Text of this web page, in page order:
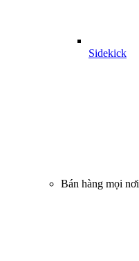
Sidekick
Bán hàng mọi nơi